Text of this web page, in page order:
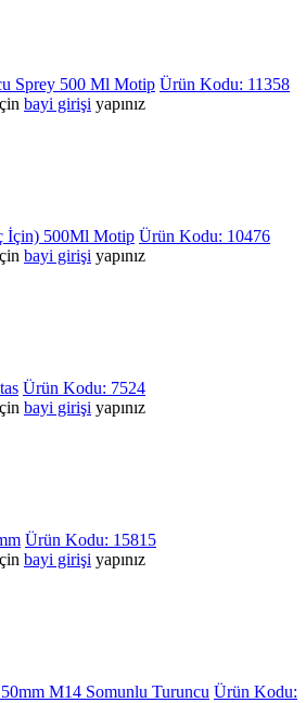
Sprey 500 Ml Motip Ürün Kodu: 11358
bayi girişi yapınız
İçin) 500Ml Motip Ürün Kodu: 10476
bayi girişi yapınız
Ürün Kodu: 7524
bayi girişi yapınız
Ürün Kodu: 15815
bayi girişi yapınız
M14 Somunlu Turuncu Ürün Kodu: